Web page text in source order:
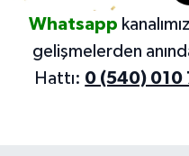
Whatsapp
gelişmelerden
Hattı: 0 (540) 010